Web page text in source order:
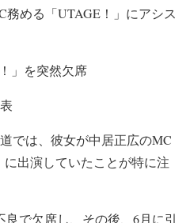
務める「UTAGE！」にアシス
」を突然欠席
では、彼女が中居正広のMC
出演していたことが特に注
良で欠席し、その後、6月に引